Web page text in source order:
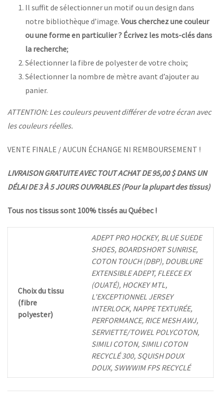
Il suffit de sélectionner un motif ou un design dans
notre bibliothèque d’image. Vous cherchez une couleur
ou une forme en particulier ? Écrivez les mots-clés dans
la recherche;
Sélectionner la fibre de polyester de votre choix;
Sélectionner la nombre de mètre avant d’ajouter au
panier.
ATTENTION: Les couleurs peuvent différer de votre écran avec
les couleurs réelles.
VENTE FINALE / AUCUN ÉCHANGE NI REMBOURSEMENT !
LIVRAISON GRATUITE AVEC TOUT ACHAT DE 95,00 $ DANS UN
DÉLAI DE 3 À 5 JOURS OUVRABLES (Pour la plupart des tissus)
Tous nos tissus sont 100% tissés au Québec !
Choix du tissu
(fibre
polyester)
ADEPT PRO HOCKEY, BLUE SUEDE
SHOES, BOARDSHORT SUNRISE,
COTON TOUCH (DBP), DOUBLURE
EXTENSIBLE ADEPT, FLEECE EX
(OUATÉ), HOCKEY MTL,
L'EXCEPTIONNEL JERSEY
INTERLOCK, NAPPE TEXTURÉE,
PERFORMANCE, RICE MESH AWJ,
SERVIETTE/TOWEL POLYCOTON,
SIMILI COTON, SIMILI COTON
RECYCLÉ 300, SQUISH DOUX
DOUX, SWWWIM FPS RECYCLÉ